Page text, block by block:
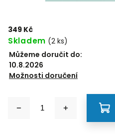
349 Kč
Skladem (2 ks)
Můžeme doručit do:
10.8.2026
Možnosti doručení